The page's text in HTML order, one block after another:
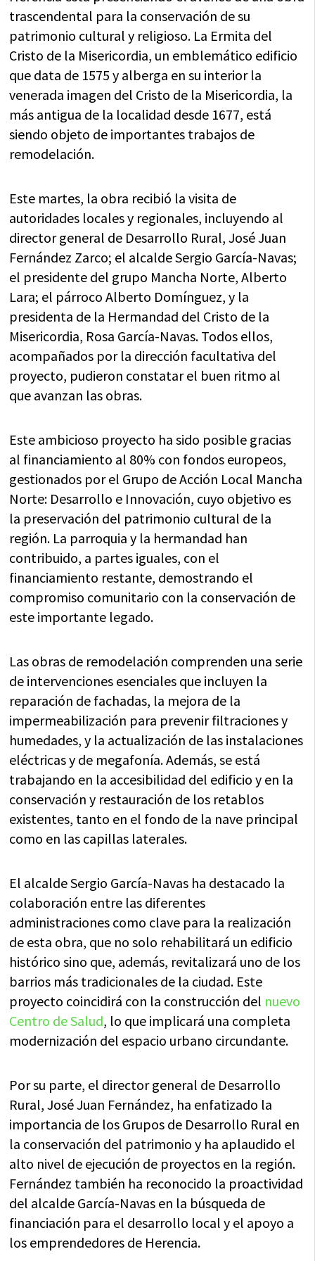
trascendental para la conservación de su
patrimonio cultural y religioso. La Ermita del
Cristo de la Misericordia, un emblemático edificio
que data de 1575 y alberga en su interior la
venerada imagen del Cristo de la Misericordia, la
más antigua de la localidad desde 1677, está
siendo objeto de importantes trabajos de
remodelación.
Este martes, la obra recibió la visita de
autoridades locales y regionales, incluyendo al
director general de Desarrollo Rural, José Juan
Fernández Zarco; el alcalde Sergio García-Navas;
el presidente del grupo Mancha Norte, Alberto
Lara; el párroco Alberto Domínguez, y la
presidenta de la Hermandad del Cristo de la
Misericordia, Rosa García-Navas. Todos ellos,
acompañados por la dirección facultativa del
proyecto, pudieron constatar el buen ritmo al
que avanzan las obras.
Este ambicioso proyecto ha sido posible gracias
al financiamiento al 80% con fondos europeos,
gestionados por el Grupo de Acción Local Mancha
Norte: Desarrollo e Innovación, cuyo objetivo es
la preservación del patrimonio cultural de la
región. La parroquia y la hermandad han
contribuido, a partes iguales, con el
financiamiento restante, demostrando el
compromiso comunitario con la conservación de
este importante legado.
Las obras de remodelación comprenden una serie
de intervenciones esenciales que incluyen la
reparación de fachadas, la mejora de la
impermeabilización para prevenir filtraciones y
humedades, y la actualización de las instalaciones
eléctricas y de megafonía. Además, se está
trabajando en la accesibilidad del edificio y en la
conservación y restauración de los retablos
existentes, tanto en el fondo de la nave principal
como en las capillas laterales.
El alcalde Sergio García-Navas ha destacado la
colaboración entre las diferentes
administraciones como clave para la realización
de esta obra, que no solo rehabilitará un edificio
histórico sino que, además, revitalizará uno de los
barrios más tradicionales de la ciudad. Este
proyecto coincidirá con la construcción del nuevo
Centro de Salud, lo que implicará una completa
modernización del espacio urbano circundante.
Por su parte, el director general de Desarrollo
Rural, José Juan Fernández, ha enfatizado la
importancia de los Grupos de Desarrollo Rural en
la conservación del patrimonio y ha aplaudido el
alto nivel de ejecución de proyectos en la región.
Fernández también ha reconocido la proactividad
del alcalde García-Navas en la búsqueda de
financiación para el desarrollo local y el apoyo a
los emprendedores de Herencia.